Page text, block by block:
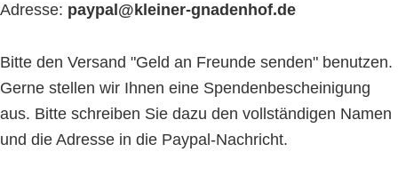
Adresse: paypal@kleiner-gnadenhof.de
Bitte den Versand "Geld an Freunde senden" benutzen.
Gerne stellen wir Ihnen eine Spendenbescheinigung
aus. Bitte schreiben Sie dazu den vollständigen Namen
und die Adresse in die Paypal-Nachricht.